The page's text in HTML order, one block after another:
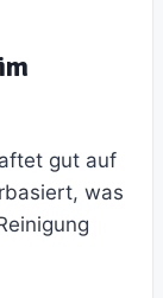
gut auf
was